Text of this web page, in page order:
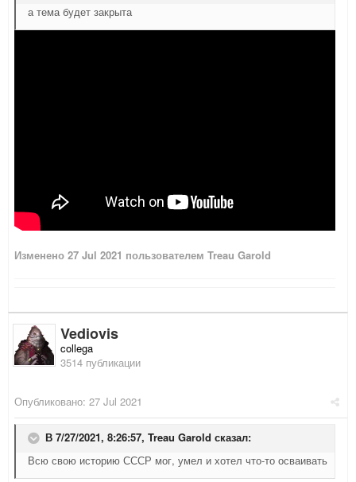
а тема будет закрыта
Изменено 27 Jul 2021 пользователем Treau Garold
Vediovis
collega
3514 публикации
Опубликовано: 27 Jul 2021
В 7/27/2021, 8:26:57, Treau Garold сказал:
Всю свою историю СССР мог, умел и хотел что-то осваивать